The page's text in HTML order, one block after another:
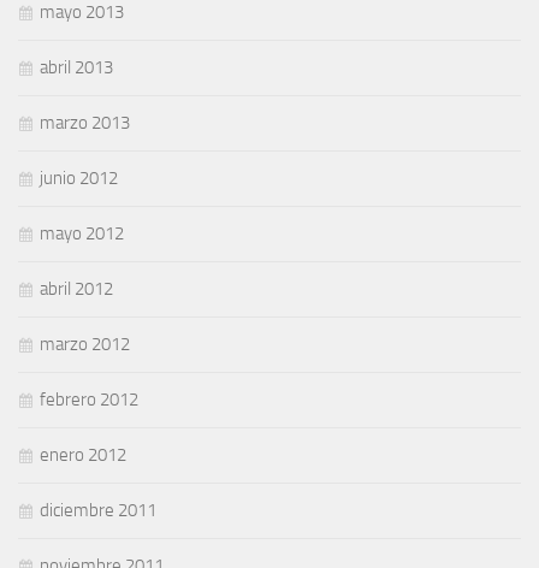
mayo 2013
abril 2013
marzo 2013
junio 2012
mayo 2012
abril 2012
marzo 2012
febrero 2012
enero 2012
diciembre 2011